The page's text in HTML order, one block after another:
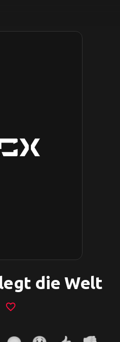
die Welt
favorite_border